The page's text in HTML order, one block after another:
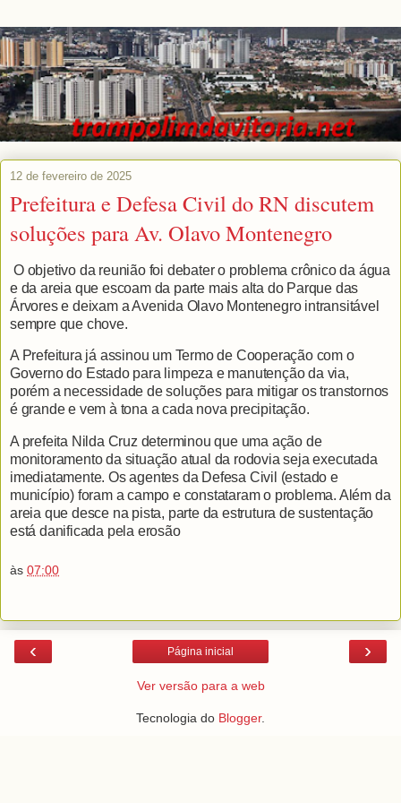
12 de fevereiro de 2025
Prefeitura e Defesa Civil do RN discutem
soluções para Av. Olavo Montenegro
O objetivo da reunião foi debater o problema crônico da água
e da areia que escoam da parte mais alta do Parque das
Árvores e deixam a Avenida Olavo Montenegro intransitável
sempre que chove.
A Prefeitura já assinou um Termo de Cooperação com o
Governo do Estado para limpeza e manutenção da via,
porém a necessidade de soluções para mitigar os transtornos
é grande e vem à tona a cada nova precipitação.
A prefeita Nilda Cruz determinou que uma ação de
monitoramento da situação atual da rodovia seja executada
imediatamente. Os agentes da Defesa Civil (estado e
município) foram a campo e constataram o problema. Além da
areia que desce na pista, parte da estrutura de sustentação
está danificada pela erosão
às 07:00
‹ ›
Página inicial
Ver versão para a web
Tecnologia do Blogger.